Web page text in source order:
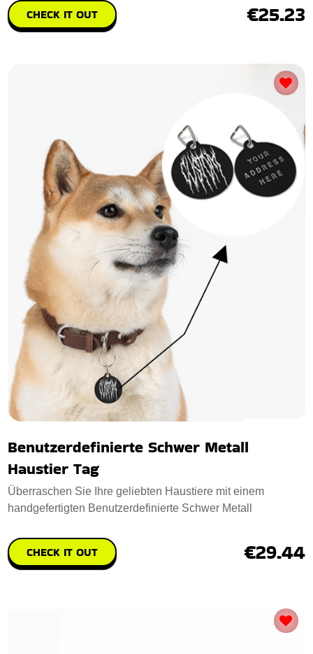
CHECK IT OUT €25.23
Benutzerdefinierte Schwer Metall
Haustier Tag
Überraschen Sie Ihre geliebten Haustiere mit einem
handgefertigten Benutzerdefinierte Schwer Metall
CHECK IT OUT €29.44